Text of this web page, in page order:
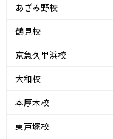
あざみ野校
鶴見校
京急久里浜校
大和校
本厚木校
東戸塚校